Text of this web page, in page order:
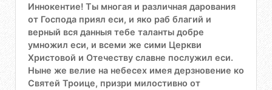
Иннокентие! Ты многая и различная дарования
от Господа приял еси, и яко раб благий и
верный вся данныя тебе таланты добре
умножил еси, и всеми же сими Церкви
Христовой и Отечеству славне послужил еси.
Ныне же велие на небесех имея дерзновение ко
Святей Троице, призри милостивно от